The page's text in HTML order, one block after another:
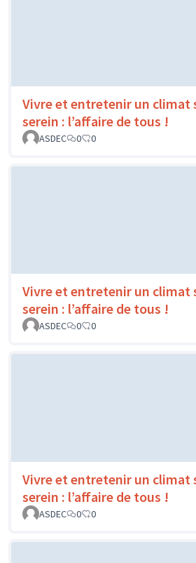
Vivre et entretenir un climat
serein : l’affaire de tous !
ASDEC
0 0
Vivre et entretenir un climat
serein : l’affaire de tous !
ASDEC
0 0
Vivre et entretenir un climat
serein : l’affaire de tous !
ASDEC
0 0